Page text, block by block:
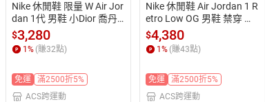
Nike 休閒鞋 限量 W Air Jor
dan 1代 男鞋 小Dior 喬丹
AJ1 果凍底 白灰 DC0774-
105
$3,280
1% (賺32點)
免運
滿2500折5%
ACS跨運動
Nike 休閒鞋 Air Jordan 1 R
etro Low OG 男鞋 禁穿 紅
黑 IW6276-001
$4,380
1% (賺43點)
免運
滿2500折5%
ACS跨運動